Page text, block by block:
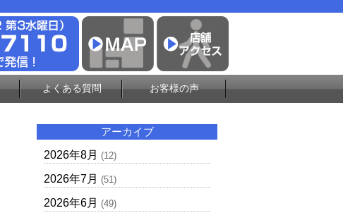
よくある質問 お客様の声
アーカイブ
2026年8月 (12)
2026年7月 (51)
2026年6月 (49)